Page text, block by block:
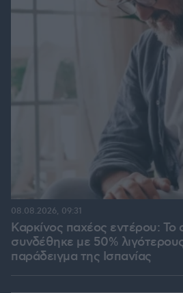
Καρκίνος παχέος εντέρου: Το
συνδέθηκε με 50%
παράδειγμα της Ισπανίας
08.08.2026, 09:31